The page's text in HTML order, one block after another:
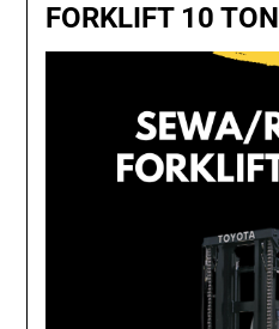
FORKLIFT 10 TON